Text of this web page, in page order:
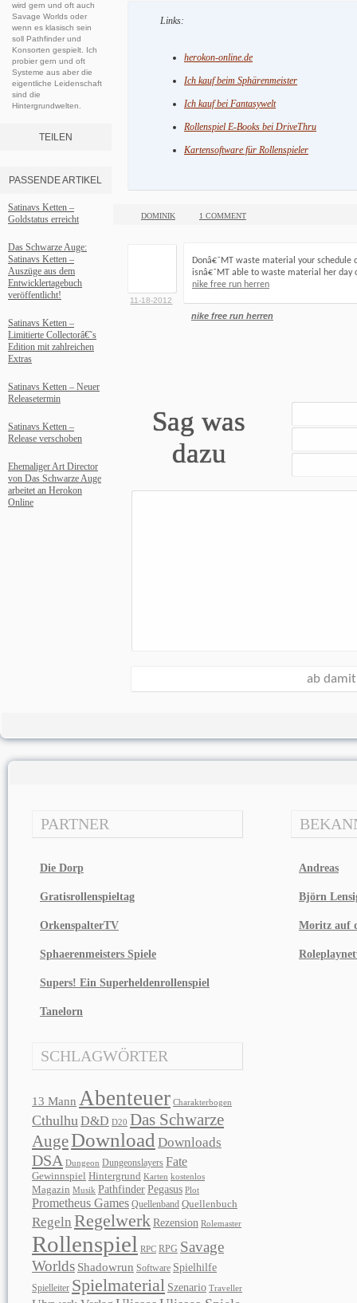
wird gern und oft auch
Savage Worlds oder
wenn es klasisch sein
soll Pathfinder und
Konsorten gespielt. Ich
probier gern und oft
Systeme aus aber die
eigentliche Leidenschaft
sind die
Hintergrundwelten.
TEILEN
PASSENDE ARTIKEL
Satinavs Ketten –
Goldstatus erreicht
Das Schwarze Auge:
Satinavs Ketten –
Auszüge aus dem
Entwicklertagebuch
veröffentlicht!
Satinavs Ketten –
Limitierte Collectorâ€˜s
Edition mit zahlreichen
Extras
Satinavs Ketten – Neuer
Releasetermin
Satinavs Ketten –
Release verschoben
Ehemaliger Art Director
von Das Schwarze Auge
arbeitet an Herokon
Online
Links:
herokon-online.de
Ich kauf beim Sphärenmeister
Ich kauf bei Fantasywelt
Rollenspiel E-Books bei DriveThru
Kartensoftware für Rollenspieler
DOMINIK 1 COMMENT
11-18-2012
Donâ€˜MT waste material your
isnâ€˜MT able to waste material her day
nike free run herren
nike free run herren
Sag was
dazu
PARTNER
Die Dorp
Gratisrollenspieltag
OrkenspalterTV
Sphaerenmeisters Spiele
Supers! Ein Superheldenrollenspiel
Tanelorn
SCHLAGWÖRTER
13 Mann Abenteuer Charakterbogen
CthulhuD&D D20 Das Schwarze
AugeDownload Downloads
DSA Dungeon Dungeonslayers Fate
Gewinnspiel Hintergrund Karten kostenlos
Magazin Musik Pathfinder Pegasus Plot
Prometheus Games Quellenband Quellenbuch
Regeln Regelwerk Rezension Rolemaster
Rollenspiel RPC RPG Savage
Worlds Shadowrun Software Spielhilfe
Spielleiter Spielmaterial Szenario Traveller
Andreas
Björn
Moritz auf